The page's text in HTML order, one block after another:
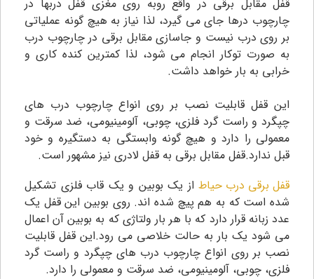
قفل مقابل برقی در واقع روبه‌ روی مغزی قفل دربها در
چارچوب درها جای می گیرد، لذا نیاز به هیچ گونه عملیاتی
بر روی درب نیست و جاسازی مقابل برقی در چارچوب درب
به صورت توکار انجام می شود، لذا کمترین کنده کاری و
خرابی به بار خواهد داشت.
این قفل قابلیت نصب بر روی انواع چارچوب درب های
چپگرد و راست گرد فلزی، چوبی، آلومینیومی، ضد سرقت و
معمولی را دارد و هیچ گونه وابستگی به دستگیره و خود
قبل ندارد.قفل مقابل برقی به قفل لادری نیز مشهور است.
قفل برقی درب حیاط از یک بوبین و یک قاب فلزی تشکیل
شده است که به هم پیچ شده اند. روی بوبین این قفل یک
عدد زبانه قرار دارد که با هر بار ولتاژی که به بوبین آن اعمال
می شود یک بار به حالت خلاصی می رود.این قفل قابلیت
نصب بر روی انواع چارچوب درب های چپگرد و راست گرد
فلزی، چوبی، آلومینیومی، ضد سرقت و معمولی را دارد.